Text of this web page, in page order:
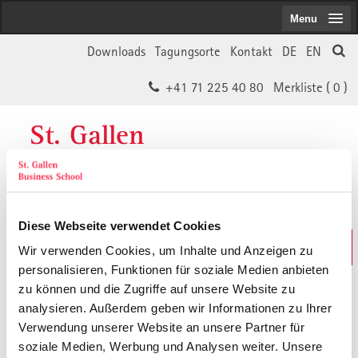
Diese Webseite verwendet Cookies
Wir verwenden Cookies, um Inhalte und Anzeigen zu
personalisieren, Funktionen für soziale Medien anbieten
zu können und die Zugriffe auf unsere Website zu
analysieren. Außerdem geben wir Informationen zu Ihrer
Verwendung unserer Website an unsere Partner für
soziale Medien, Werbung und Analysen weiter. Unsere
EN
DE
Kontakt
Tagungsorte
Downloads
Merkliste ( 0 )
+41 71 225 40 80
St. Gallen
Business School
Weiterbildungs-Suche
In 30 Sekunden das Passende finden
Menu
Der von Ihnen gesuchte Inhalt ist